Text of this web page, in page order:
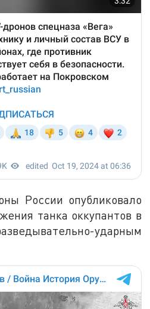
России опубликовало
танка оккупантов в
ударным